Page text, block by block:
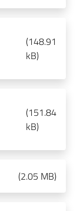
(148.91
kB)
(151.84
kB)
(2.05 MB)